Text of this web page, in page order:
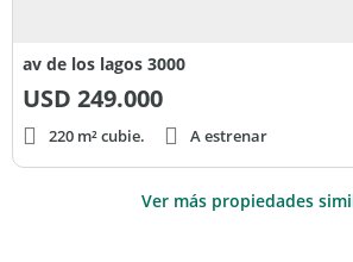
av de los lagos 3000
USD 249.000
220 m² cubie. A estrenar
Ver más propiedades